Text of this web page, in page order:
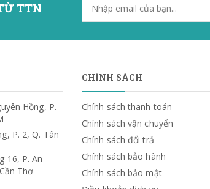
TTN
Hồng, P.
P. 2, Q. Tân
16, P. An
Thơ
CHÍNH SÁCH
Chính sách thanh toán
Chính sách vận chuyển
Chính sách đổi trả
Chính sách bảo hành
Chính sách bảo mật